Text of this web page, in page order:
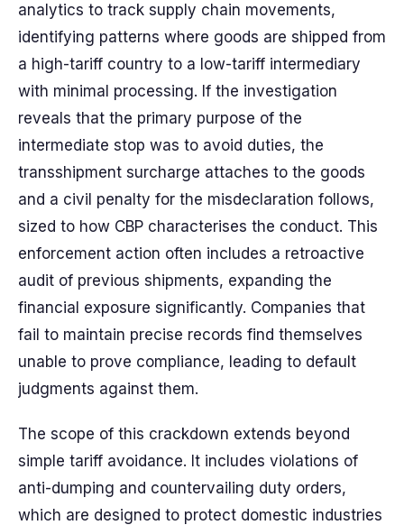
analytics to track supply chain movements,
identifying patterns where goods are shipped from
a high-tariff country to a low-tariff intermediary
with minimal processing. If the investigation
reveals that the primary purpose of the
intermediate stop was to avoid duties, the
transshipment surcharge attaches to the goods
and a civil penalty for the misdeclaration follows,
sized to how CBP characterises the conduct. This
enforcement action often includes a retroactive
audit of previous shipments, expanding the
financial exposure significantly. Companies that
fail to maintain precise records find themselves
unable to prove compliance, leading to default
judgments against them.
The scope of this crackdown extends beyond
simple tariff avoidance. It includes violations of
anti-dumping and countervailing duty orders,
which are designed to protect domestic industries